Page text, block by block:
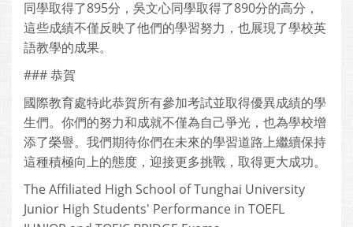
同學取得了895分，吳文心同學取得了890分的高分，
這些成績不僅反映了他們的學習努力，也展現了學校英
語教學的成果。
### 恭賀
國際教育處特此恭賀所有參加考試並取得優異成績的學
生們。你們的努力和成就不僅為自己爭光，也為學校增
添了榮譽。我們期待你們在未來的學習道路上繼續保持
這種積極向上的態度，迎接更多挑戰，取得更大成功。
The Affiliated High School of Tunghai University
Junior High Students' Performance in TOEFL